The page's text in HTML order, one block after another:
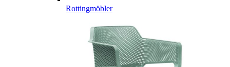
Rottingmöbler